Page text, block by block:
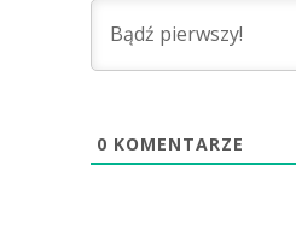
0 KOMENTARZE